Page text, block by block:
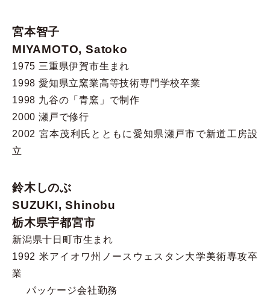
宮本智子
MIYAMOTO, Satoko
1975 三重県伊賀市生まれ
1998 愛知県立窯業高等技術専門学校卒業
1998 九谷の「青窯」で制作
2000 瀬戸で修行
2002 宮本茂利氏とともに愛知県瀬戸市で新道工房設
立
鈴木しのぶ
SUZUKI, Shinobu
栃木県宇都宮市
新潟県十日町市生まれ
1992 米アイオワ州ノースウェスタン大学美術専攻卒
業
パッケージ会社勤務